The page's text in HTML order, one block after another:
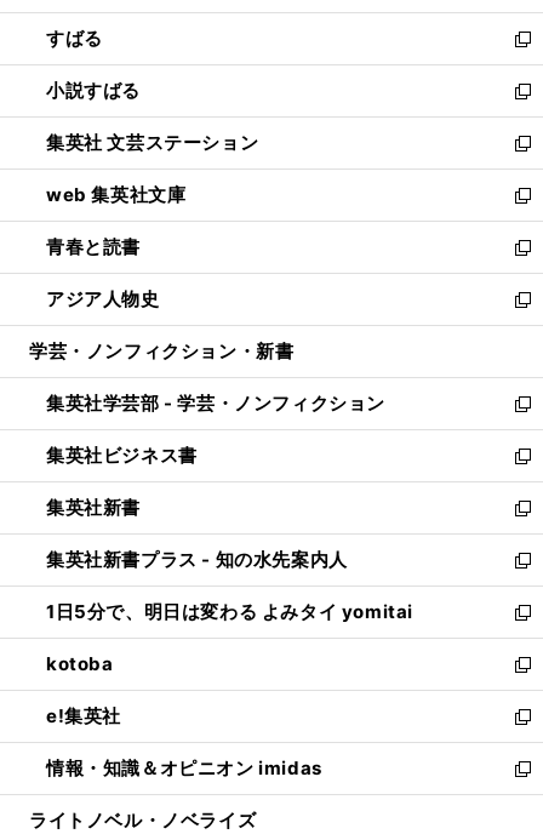
開
く
ウ
で
開
く
ン
ド
ウ
で
開
く
すばる
新
し
い
ウ
ィ
ン
ド
ウ
で
開
く
小説すばる
新
し
い
ウ
ィ
ン
ド
ウ
で
開
集英社 文芸ステーション
新
し
い
ウ
ィ
ン
ド
ウ
開
く
web 集英社文庫
新
し
い
ウ
ィ
ン
ウ
で
開
く
青春と読書
新
し
い
ウ
ン
ド
ウ
で
開
く
アジア人物史
新
し
ウ
ィ
ン
ド
ウ
で
開
く
学芸・ノンフィクション・新書
集英社学芸部 - 学芸・ノンフィクション
新
し
い
ウ
ィ
ン
ド
ウ
で
開
く
集英社ビジネス書
新
し
い
ウ
ィ
ン
ド
ウ
で
開
く
集英社新書
新
し
い
ウ
ィ
ン
ド
ウ
で
開
く
集英社新書プラス - 知の水先案内人
新
し
い
ウ
ィ
ン
ド
ウ
で
開
1日5分で、明日は変わる よみタイ yomitai
新
し
い
ウ
ィ
ン
ド
ウ
kotoba
新
し
い
ウ
ィ
ン
e!集英社
新
し
い
ウ
情報・知識＆オピニオン imidas
新
し
ライトノベル・ノベライズ